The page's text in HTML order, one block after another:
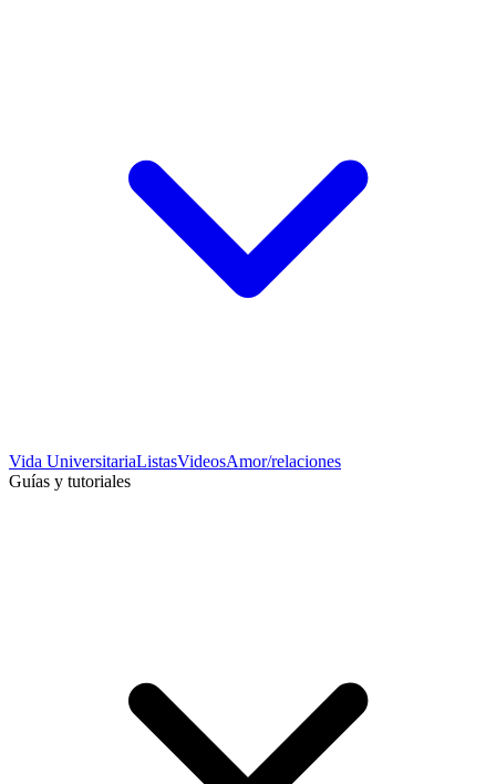
Vida UniversitariaListasVideosAmor/relaciones
Guías y tutoriales